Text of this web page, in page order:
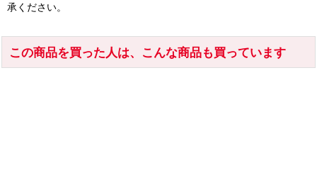
承ください。
この商品を買った人は、こんな商品も買っています